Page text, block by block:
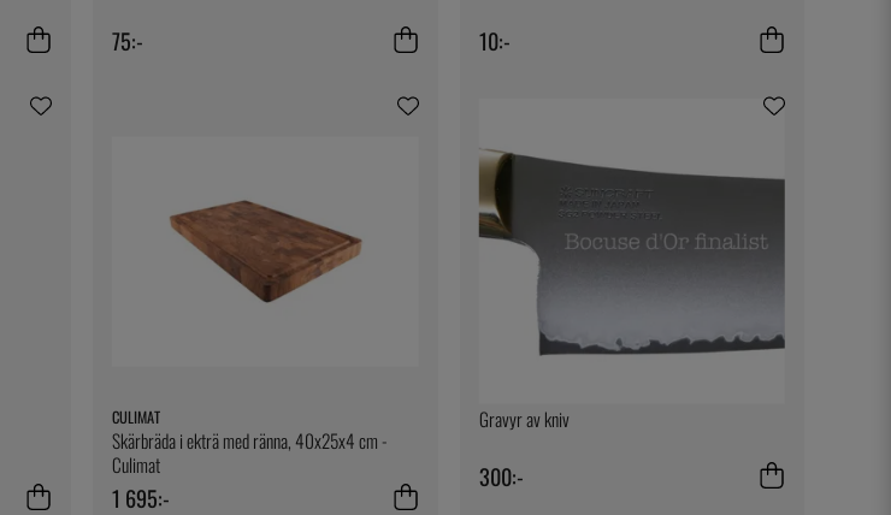
75:- 10:-
CULIMAT
Skärbräda i ekträ med ränna, 40x25x4 cm -
Culimat
1 695:-
Gravyr av kniv
300:-